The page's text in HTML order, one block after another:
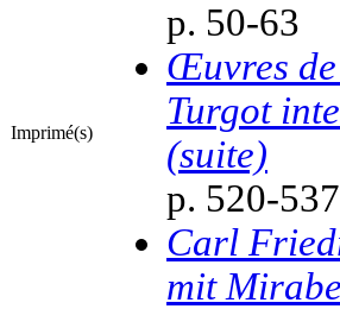
Imprimé(s)
p. 50-63
Œuvres de
Turgot
(suite)
p. 520-537
Carl
mit